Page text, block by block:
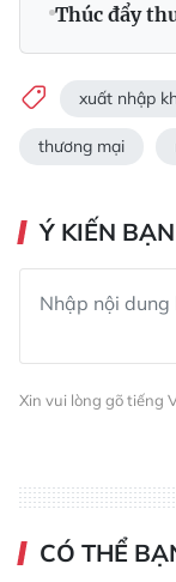
Thúc đẩy
xuất nhập
thương mại
Ý KIẾN
Xin vui lòng gõ tiếng
CÓ THỂ